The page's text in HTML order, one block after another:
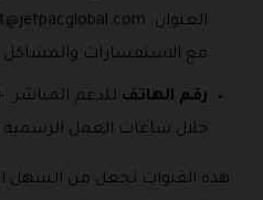
العنوان:
مع الاستفسارات والمشاكل
رقم الهاتف
خلال ساعات العمل الرسمية
هذه القنوات تجعل من السهل